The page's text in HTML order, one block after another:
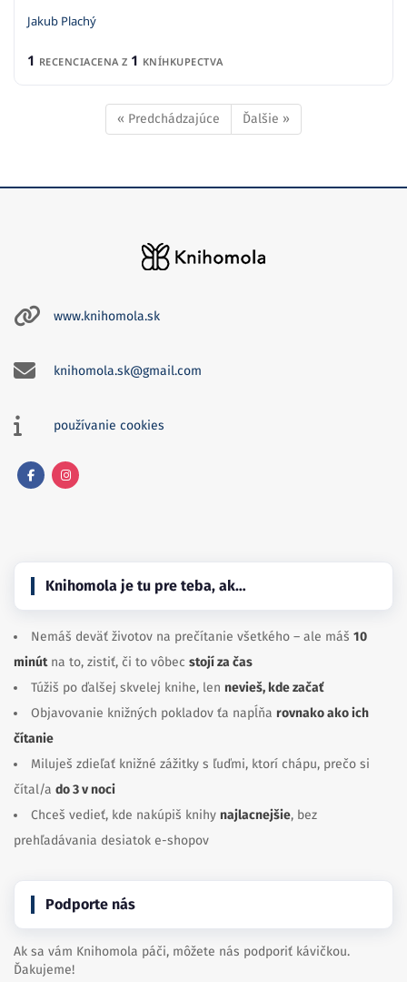
Jakub Plachý
1 RECENCIACENA Z 1 KNÍHKUPECTVA
« Predchádzajúce Ďalšie »
www.knihomola.sk
knihomola.sk@gmail.com
používanie cookies
Knihomola je tu pre teba, ak…
Nemáš deväť životov na prečítanie všetkého – ale máš 10
minútna to, zistiť, či to vôbec stojí za čas
Túžiš po ďalšej skvelej knihe, len nevieš, kde začať
Objavovanie knižných pokladov ťa napĺňa rovnako ako ich
čítanie
Miluješ zdieľať knižné zážitky s ľuďmi, ktorí chápu, prečo si
čítal/a do 3 v noci
Chceš vedieť, kde nakúpiš knihy najlacnejšie, bez
prehľadávania desiatok e-shopov
Podporte nás
Ak sa vám Knihomola páči, môžete nás podporiť kávičkou.
Ďakujeme!